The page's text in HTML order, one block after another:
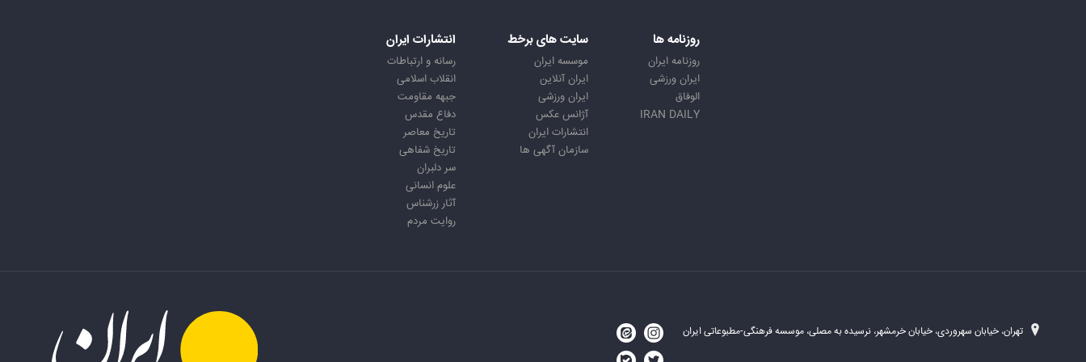
روزنامه ها
روزنامه ایران
ایران ورزشی
الوفاق
IRAN DAILY
سایت های برخط
موسسه ایران
ایران آنلاین
ایران ورزشی
آژانس عکس
انتشارات ایران
سازمان آگهی ها
انتشارات ایران
رسانه و ارتباطات
انقلاب اسلامی
جبهه مقاومت
دفاع مقدس
تاریخ معاصر
تاریخ شفاهی
سر دلبران
علوم انسانی
آثار زرشناس
روایت مردم
تهران، خیابان سهروردی، خیابان خرمشهر، نرسیده به مصلی، موسسه فرهنگی-مطبوعاتی ایران